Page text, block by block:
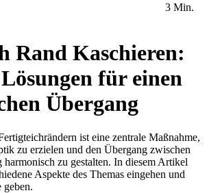
3 Min.
Rand Kaschieren:
für einen
Übergang
ist eine zentrale Maßnahme,
zu erzielen und den Übergang zwischen
zu gestalten. In diesem Artikel
Aspekte des Themas eingehen und
geben.